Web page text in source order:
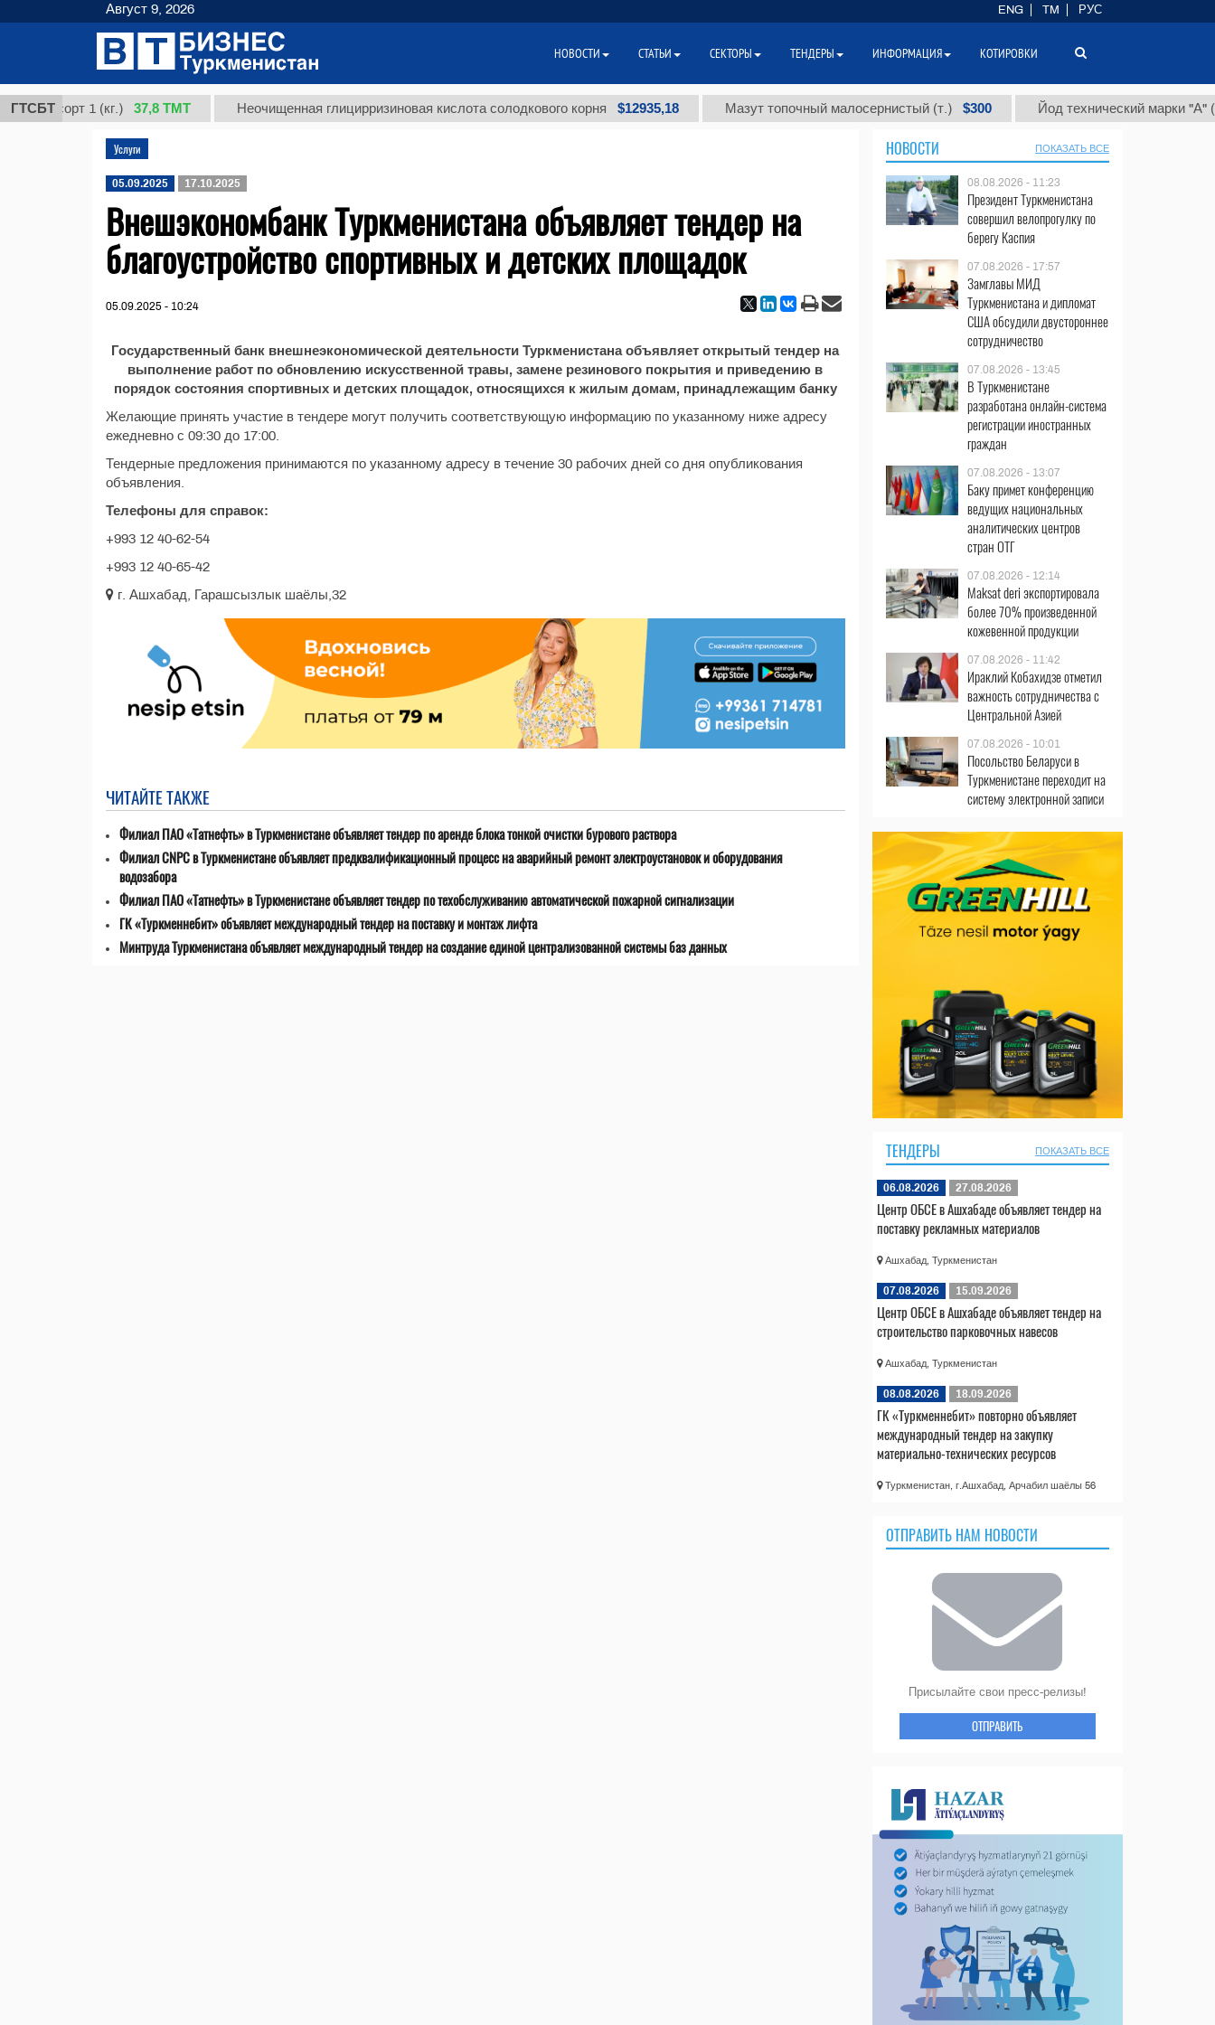
ГТСБТ
сорт 1 (кг.) 37,8 ТМТ Неочищенная глицирризиновая кислота солодкового корня $12935,18 Мазут топочный малосернистый (т.) $300 Йод технический марки "А" (т.)
Услуги
05.09.2025 17.10.2025
Внешэкономбанк Туркменистана объявляет тендер на
благоустройство спортивных и детских площадок
05.09.2025 - 10:24
Государственный банк внешнеэкономической деятельности Туркменистана объявляет открытый тендер на
выполнение работ по обновлению искусственной травы, замене резинового покрытия и приведению в
порядок состояния спортивных и детских площадок, относящихся к жилым домам, принадлежащим банку
Желающие принять участие в тендере могут получить соответствующую информацию по указанному ниже адресу
ежедневно с 09:30 до 17:00.
Тендерные предложения принимаются по указанному адресу в течение 30 рабочих дней со дня опубликования
объявления.
Телефоны для справок:
+993 12 40-62-54
+993 12 40-65-42
г. Ашхабад, Гарашсызлык шаёлы,32
ЧИТАЙТЕ ТАКЖЕ
Филиал ПАО «Татнефть» в Туркменистане объявляет тендер по аренде блока тонкой очистки бурового раствора
Филиал CNPC в Туркменистане объявляет предквалификационный процесс на аварийный ремонт электроустановок и оборудования
водозабора
Филиал ПАО «Татнефть» в Туркменистане объявляет тендер по техобслуживанию автоматической пожарной сигнализации
ГК «Туркменнебит» объявляет международный тендер на поставку и монтаж лифта
Минтруда Туркменистана объявляет международный тендер на создание единой централизованной системы баз данных
НОВОСТИ ПОКАЗАТЬ ВСЕ
08.08.2026 - 11:23
Президент Туркменистана
совершил велопрогулку по
берегу Каспия
07.08.2026 - 17:57
Замглавы МИД
Туркменистана и дипломат
США обсудили двустороннее
сотрудничество
07.08.2026 - 13:45
В Туркменистане
разработана онлайн-система
регистрации иностранных
граждан
07.08.2026 - 13:07
Баку примет конференцию
ведущих национальных
аналитических центров
стран ОТГ
07.08.2026 - 12:14
Maksat deri экспортировала
более 70% произведенной
кожевенной продукции
07.08.2026 - 11:42
Ираклий Кобахидзе отметил
важность сотрудничества с
Центральной Азией
07.08.2026 - 10:01
Посольство Беларуси в
Туркменистане переходит на
систему электронной записи
ТЕНДЕРЫ ПОКАЗАТЬ ВСЕ
06.08.2026 27.08.2026
Центр ОБСЕ в Ашхабаде объявляет тендер на
поставку рекламных материалов
Ашхабад, Туркменистан
07.08.2026 15.09.2026
Центр ОБСЕ в Ашхабаде объявляет тендер на
строительство парковочных навесов
Ашхабад, Туркменистан
08.08.2026 18.09.2026
ГК «Туркменнебит» повторно объявляет
международный тендер на закупку
материально-технических ресурсов
Туркменистан, г.Ашхабад, Арчабил шаёлы 56
ОТПРАВИТЬ НАМ НОВОСТИ
Присылайте свои пресс-релизы!
ОТПРАВИТЬ
Август 9, 2026 ENG TM РУС
НОВОСТИ СТАТЬИ СЕКТОРЫ ТЕНДЕРЫ ИНФОРМАЦИЯ КОТИРОВКИ